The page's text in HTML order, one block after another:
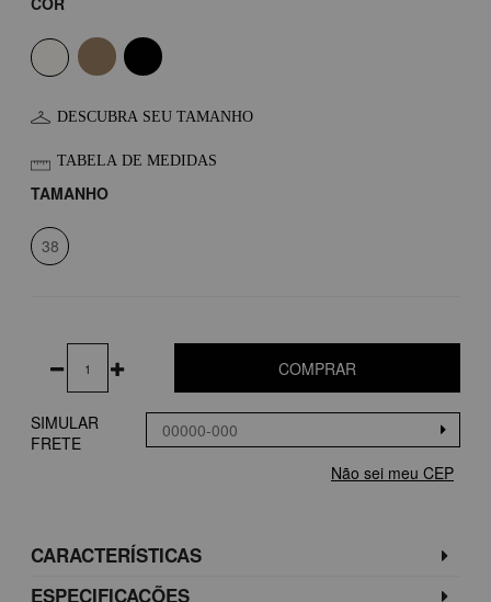
DESCUBRA SEU TAMANHO
TABELA DE MEDIDAS
TAMANHO
38
COMPRAR
SIMULAR
FRETE
Não sei meu CEP
CARACTERÍSTICAS
ESPECIFICAÇÕES